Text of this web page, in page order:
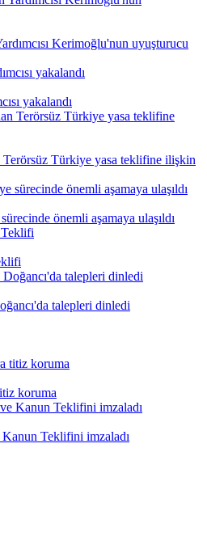
Kerimoğlu'nun uyuşturucu
yakalandı
Terörsüz Türkiye yasa teklifine ilişkin
önemli aşamaya ulaşıldı
talepleri dinledi
koruma
Teklifini imzaladı